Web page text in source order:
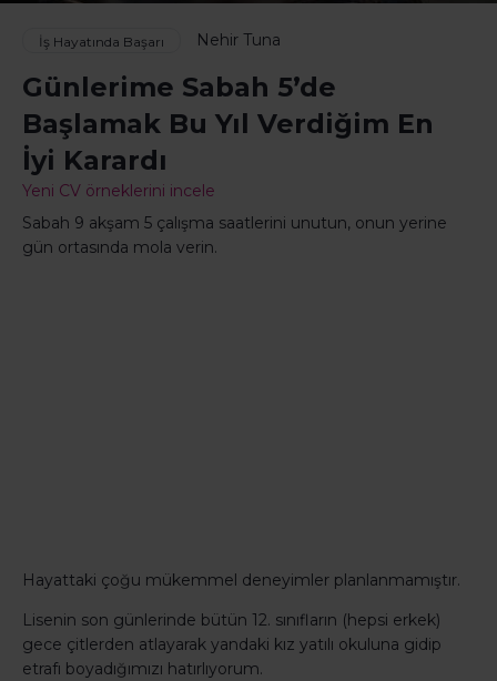
İş Hayatında Başarı Nehir Tuna
Günlerime Sabah 5’de
Başlamak Bu Yıl Verdiğim En
İyi Karardı
Yeni CV örneklerini incele
Sabah 9 akşam 5 çalışma saatlerini unutun, onun yerine
gün ortasında mola verin.
Hayattaki çoğu mükemmel deneyimler planlanmamıştır.
Lisenin son günlerinde bütün 12. sınıfların (hepsi erkek)
gece çitlerden atlayarak yandaki kız yatılı okuluna gidip
etrafı boyadığımızı hatırlıyorum.